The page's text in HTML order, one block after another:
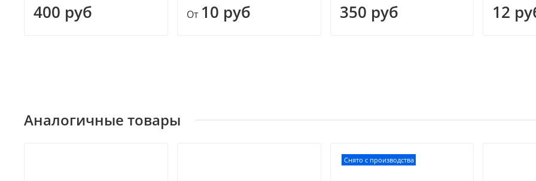
400 руб
От 10 руб 350 руб 12
Аналогичные товары
Снято с производства